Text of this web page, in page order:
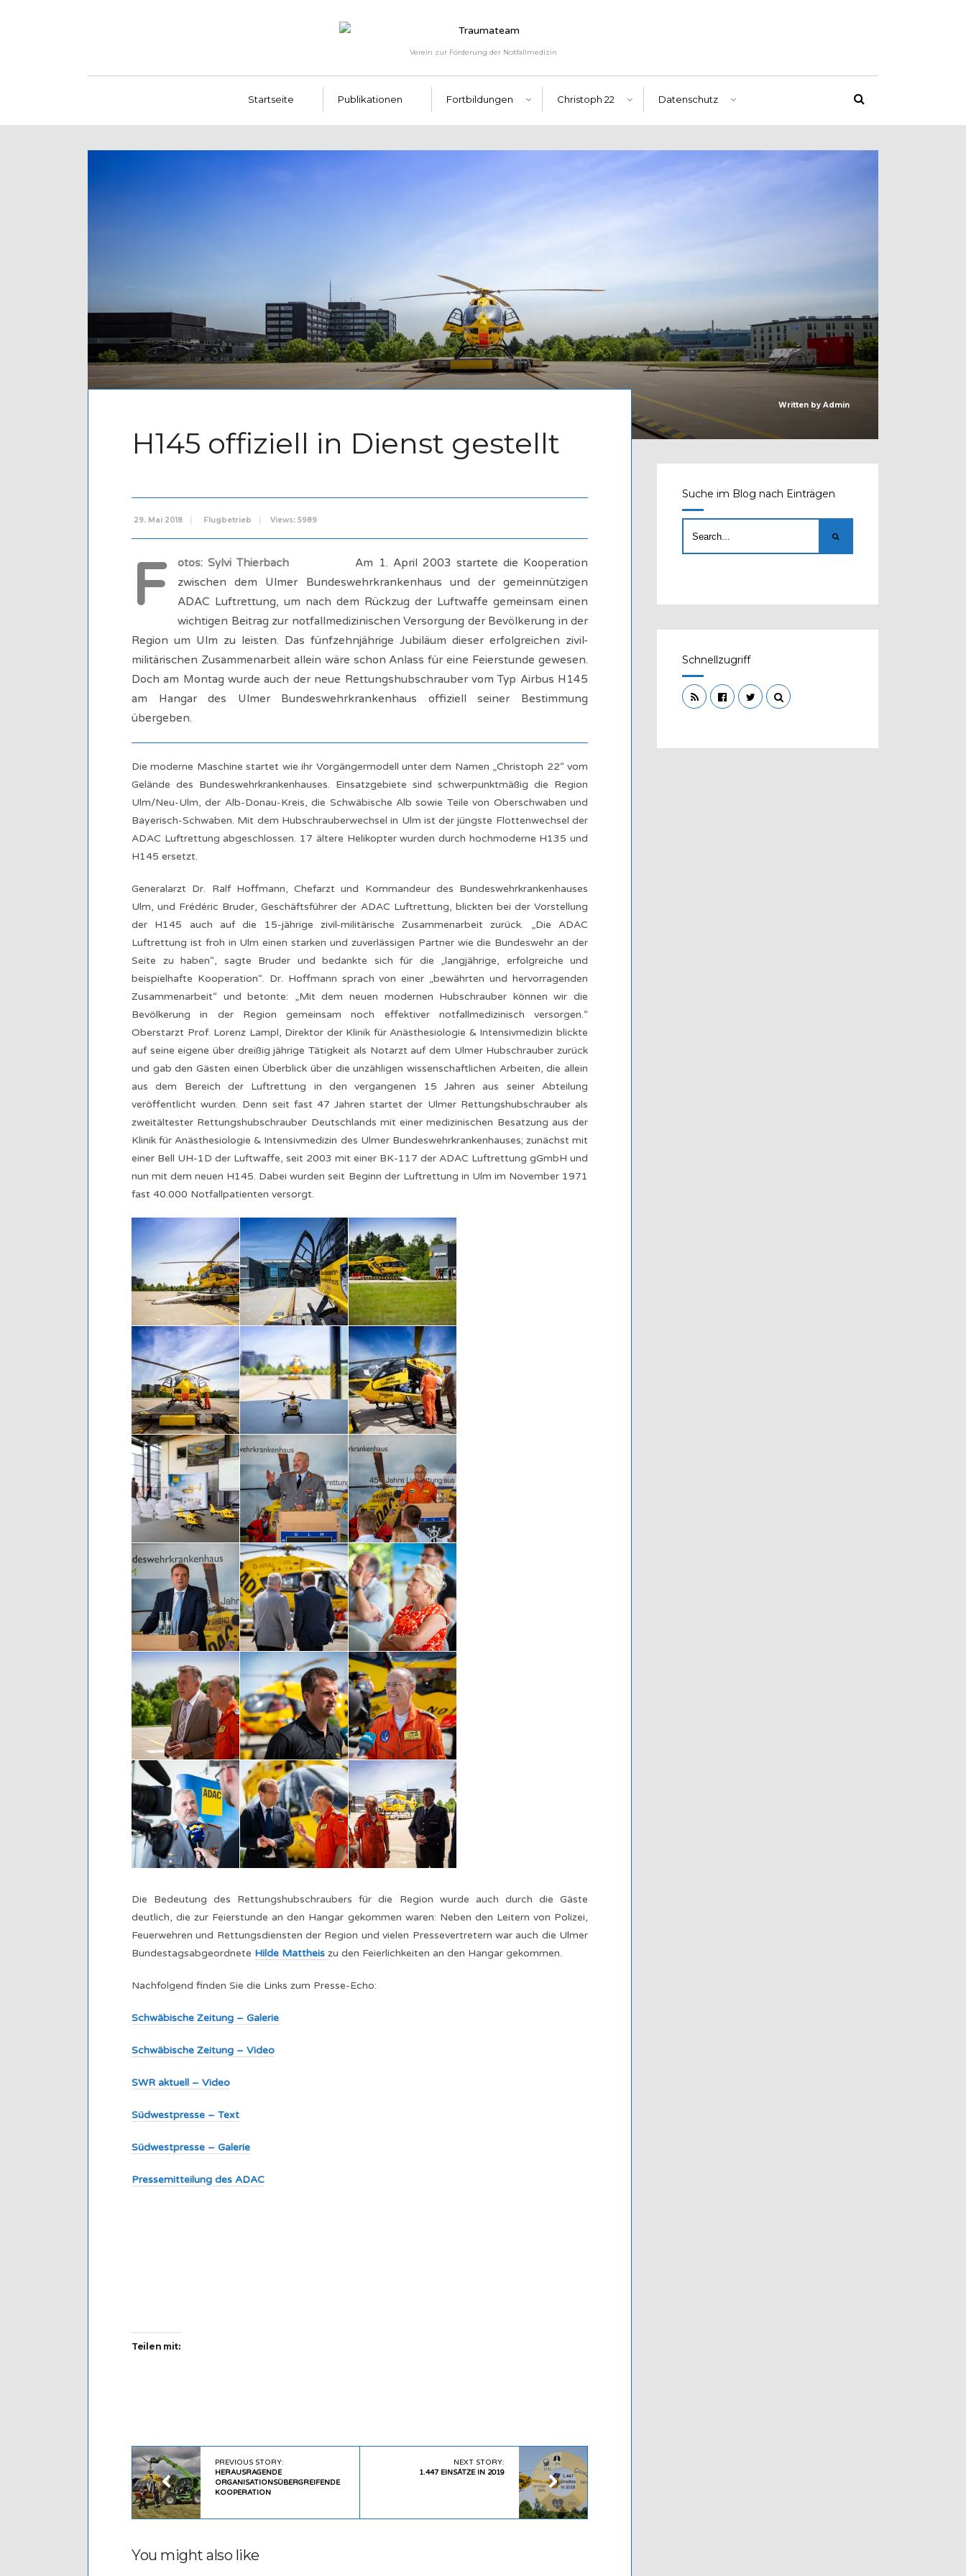
Verein zur Förderung der Notfallmedizin
Startseite Publikationen Fortbildungen Christoph 22 Datenschutz
Written by Admin
H145 offiziell in Dienst gestellt
29. Mai 2018 Flugbetrieb Views: 5989
F otos: Sylvi Thierbach Am 1. April 2003 startete die Kooperation
zwischen dem Ulmer Bundeswehrkrankenhaus und der gemeinnützigen
ADAC Luftrettung, um nach dem Rückzug der Luftwaffe gemeinsam einen
wichtigen Beitrag zur notfallmedizinischen Versorgung der Bevölkerung in der
Region um Ulm zu leisten. Das fünfzehnjährige Jubiläum dieser erfolgreichen zivil-
militärischen Zusammenarbeit allein wäre schon Anlass für eine Feierstunde gewesen.
Doch am Montag wurde auch der neue Rettungshubschrauber vom Typ Airbus H145
am Hangar des Ulmer Bundeswehrkrankenhaus offiziell seiner Bestimmung
übergeben.
Die moderne Maschine startet wie ihr Vorgängermodell unter dem Namen „Christoph 22“ vom
Gelände des Bundeswehrkrankenhauses. Einsatzgebiete sind schwerpunktmäßig die Region
Ulm/Neu-Ulm, der Alb-Donau-Kreis, die Schwäbische Alb sowie Teile von Oberschwaben und
Bayerisch-Schwaben. Mit dem Hubschrauberwechsel in Ulm ist der jüngste Flottenwechsel der
ADAC Luftrettung abgeschlossen. 17 ältere Helikopter wurden durch hochmoderne H135 und
H145 ersetzt.
Generalarzt Dr. Ralf Hoffmann, Chefarzt und Kommandeur des Bundeswehrkrankenhauses
Ulm, und Frédéric Bruder, Geschäftsführer der ADAC Luftrettung, blickten bei der Vorstellung
der H145 auch auf die 15-jährige zivil-militärische Zusammenarbeit zurück. „Die ADAC
Luftrettung ist froh in Ulm einen starken und zuverlässigen Partner wie die Bundeswehr an der
Seite zu haben“, sagte Bruder und bedankte sich für die „langjährige, erfolgreiche und
beispielhafte Kooperation“. Dr. Hoffmann sprach von einer „bewährten und hervorragenden
Zusammenarbeit“ und betonte: „Mit dem neuen modernen Hubschrauber können wir die
Bevölkerung in der Region gemeinsam noch effektiver notfallmedizinisch versorgen.“
Oberstarzt Prof. Lorenz Lampl, Direktor der Klinik für Anästhesiologie & Intensivmedizin blickte
auf seine eigene über dreißig jährige Tätigkeit als Notarzt auf dem Ulmer Hubschrauber zurück
und gab den Gästen einen Überblick über die unzähligen wissenschaftlichen Arbeiten, die allein
aus dem Bereich der Luftrettung in den vergangenen 15 Jahren aus seiner Abteilung
veröffentlicht wurden. Denn seit fast 47 Jahren startet der Ulmer Rettungshubschrauber als
zweitältester Rettungshubschrauber Deutschlands mit einer medizinischen Besatzung aus der
Klinik für Anästhesiologie & Intensivmedizin des Ulmer Bundeswehrkrankenhauses; zunächst mit
einer Bell UH-1D der Luftwaffe, seit 2003 mit einer BK-117 der ADAC Luftrettung gGmbH und
nun mit dem neuen H145. Dabei wurden seit Beginn der Luftrettung in Ulm im November 1971
fast 40.000 Notfallpatienten versorgt.
Die Bedeutung des Rettungshubschraubers für die Region wurde auch durch die Gäste
deutlich, die zur Feierstunde an den Hangar gekommen waren: Neben den Leitern von Polizei,
Feuerwehren und Rettungsdiensten der Region und vielen Pressevertretern war auch die Ulmer
Bundestagsabgeordnete Hilde Mattheis zu den Feierlichkeiten an den Hangar gekommen.
Nachfolgend finden Sie die Links zum Presse-Echo:
Schwäbische Zeitung – Galerie
Schwäbische Zeitung – Video
SWR aktuell – Video
Südwestpresse – Text
Südwestpresse – Galerie
Pressemitteilung des ADAC
Teilen mit:
PREVIOUS STORY:
HERAUSRAGENDE
ORGANISATIONSÜBERGREIFENDE
KOOPERATION
NEXT STORY:
1.447 EINSÄTZE IN 2019
You might also like
Suche im Blog nach Einträgen
Schnellzugriff